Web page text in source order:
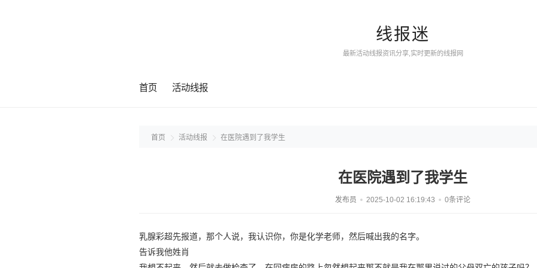
线报迷
最新活动线报资讯分享,实时更新的线报网
首页 活动线报
首页 活动线报 在医院遇到了我学生
在医院遇到了我学生
发布员 2025-10-02 16:19:43 0条评论
乳腺彩超先报道，那个人说，我认识你，你是化学老师，然后喊出我的名字。
告诉我他姓肖